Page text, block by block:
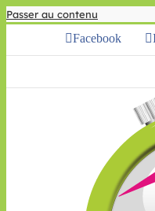
Passer au contenu
Facebook